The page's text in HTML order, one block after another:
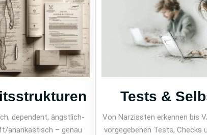
dependent, ängstlich-
anankastisch – genau
Tests &
Von Narzissten erkennen bis
vorgegebenen Tests, Checks